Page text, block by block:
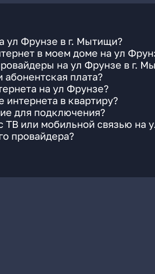
ул Фрунзе в г. Мытищи?
в моем доме на ул
на ул Фрунзе в г.
плата?
на ул Фрунзе?
в квартиру?
для подключения?
или мобильной связью на
провайдера?